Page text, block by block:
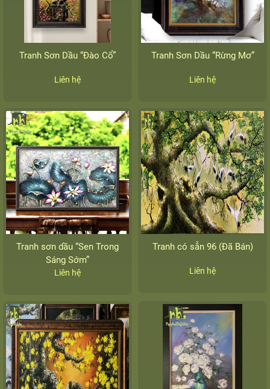
Tranh Sơn Dầu “Đào Cổ”
Liên hệ
Tranh Sơn Dầu “Rừng Mơ”
Liên hệ
Tranh sơn dầu “Sen Trong
Sáng Sớm”
Liên hệ
Tranh có sẵn 96 (Đã Bán)
Liên hệ